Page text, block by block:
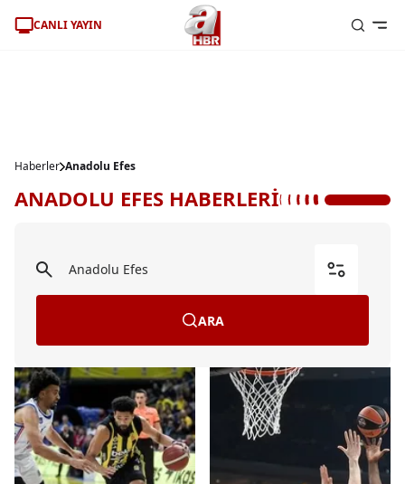
CANLI YAYIN
Haberler Anadolu Efes
ANADOLU EFES HABERLERİ
ARA